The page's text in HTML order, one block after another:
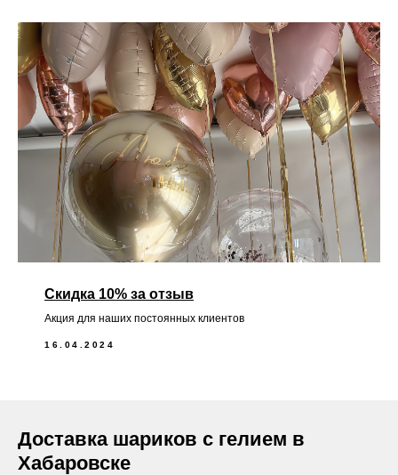
Скидка 10% за отзыв
Акция для наших постоянных клиентов
16.04.2024
Доставка шариков с гелием в
Хабаровске